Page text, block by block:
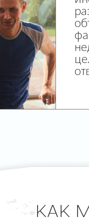
КАК